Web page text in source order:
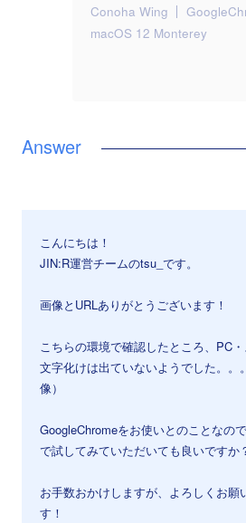
Conoha Wing
macOS 12 Monterey
こんにちは！
JIN:R運営チームのtsu_です。
画像とURLありがとうございます！
こちらの環境で確認したところ、PC
文字化けは出ていないようでした。。
像）
GoogleChromeをお使いとのことなの
で試してみていただいても良いですか
お手数おかけしますが、よろしくお願
す！